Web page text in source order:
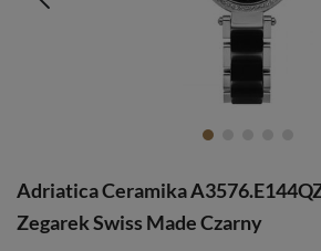
Adriatica Ceramika
Zegarek Swiss Made Czarny